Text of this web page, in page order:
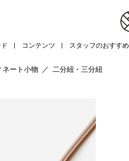
コンテンツ スタッフのおすすめ
ネート小物 ／ 二分紐・三分紐